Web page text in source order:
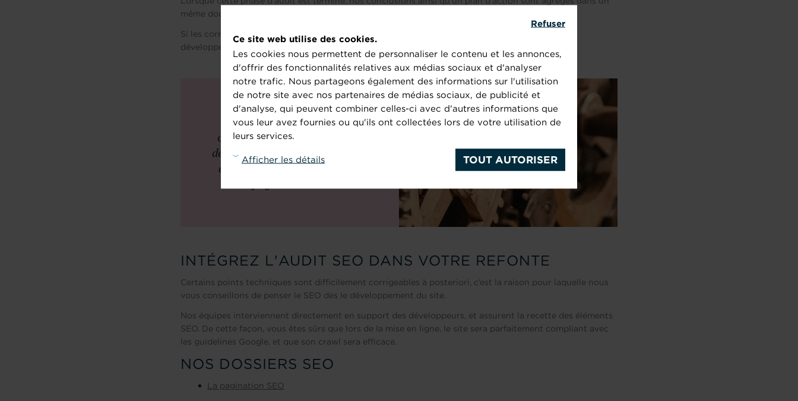
Refuser
Ce site web utilise des cookies.
Les cookies nous permettent de personnaliser le contenu et les annonces,
d'offrir des fonctionnalités relatives aux médias sociaux et d'analyser
notre trafic. Nous partageons également des informations sur l'utilisation
de notre site avec nos partenaires de médias sociaux, de publicité et
d'analyse, qui peuvent combiner celles-ci avec d'autres informations que
vous leur avez fournies ou qu'ils ont collectées lors de votre utilisation de
leurs services.
TOUT AUTORISER
Afficher les détails
même document afin que vous puissiez rapidement procéder aux corrections.
Si les corrections vous posent problèmes, nous les détaillons une à une pour aider au mieux les
développeurs qui vont procéder aux rectifications.
L'arborescence est un point
central de votre site web. Elle
détermine la façon dont Google
découvre, analyse et pondère
INTÉGREZ L'AUDIT SEO DANS VOTRE REFONTE
Certains points techniques sont difficilement corrigeables à posteriori, c’est la raison pour laquelle nous
vous conseillons de penser le SEO dès le développement du site.
Nos équipes interviennent directement en support des développeurs, et assurent la recette des éléments
SEO. De cette façon, vous êtes sûrs que lors de la mise en ligne, le site sera parfaitement compliant avec
les guidelines Google, et que son crawl sera efficace.
NOS DOSSIERS SEO
La pagination SEO